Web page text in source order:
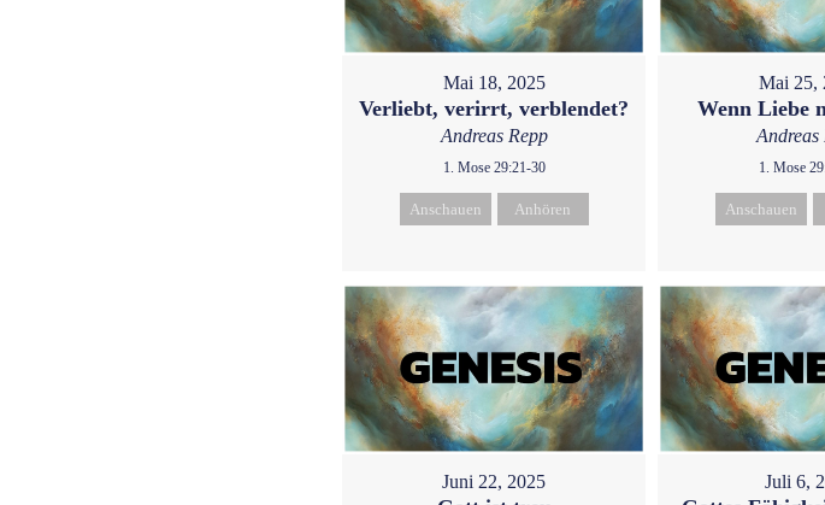
Mai 18, 2025
Verliebt, verirrt, verblendet?
Andreas Repp
1. Mose 29:21-30
Anschauen Anhören
Mai 25,
Wenn Liebe
Andreas
1. Mose
Anschauen
Juni 22, 2025 Juli 6,